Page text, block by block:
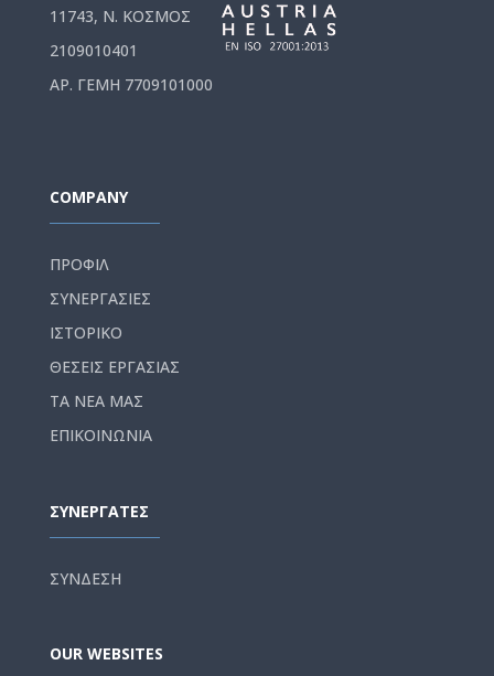
External Ports:10GbE x 2
11743, Ν. ΚΟΣΜΟΣ
2109010401
ΑΡ. ΓΕΜΗ 7709101000
COMPANY
ΠΡΟΦΙΛ
ΣΥΝΕΡΓΑΣΙΕΣ
ΙΣΤΟΡΙΚΟ
ΘΕΣΕΙΣ ΕΡΓΑΣΙΑΣ
ΤΑ ΝΕΑ ΜΑΣ
ΕΠΙΚΟΙΝΩΝΙΑ
ΣΥΝΕΡΓΑΤΕΣ
ΣΥΝΔΕΣΗ
OUR WEBSITES